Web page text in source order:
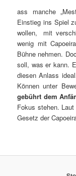
ass manche
Einstieg ins Spiel
wollen, mit
wenig mit
Bühne nehmen.
soll, was er kann.
diesen Anlass
Können unter
gebührt dem
Fokus stehen.
Gesetz der